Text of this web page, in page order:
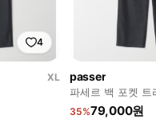
4
XL
passer
파세르 백 포켓 트
이즈 판매합니다
35%79,000원